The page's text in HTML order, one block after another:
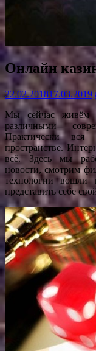
Онлайн
22.02.201817.03.2019
Мы сейчас живём
различными
Практически
пространстве.
всё. Здесь мы
новости, смотрим
технологии
представить себе